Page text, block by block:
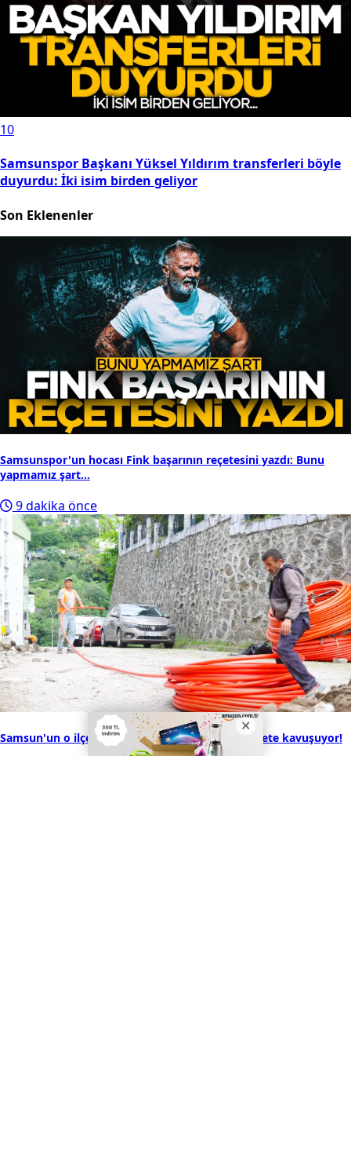
10
Samsunspor Başkanı Yüksel Yıldırım transferleri böyle
duyurdu: İki isim birden geliyor
Son Eklenenler
Samsunspor'un hocası Fink başarının reçetesini yazdı: Bunu
yapmamız şart...
9 dakika önce
Samsun'un o ilçesinde binlerce hane fiber internete kavuşuyor!